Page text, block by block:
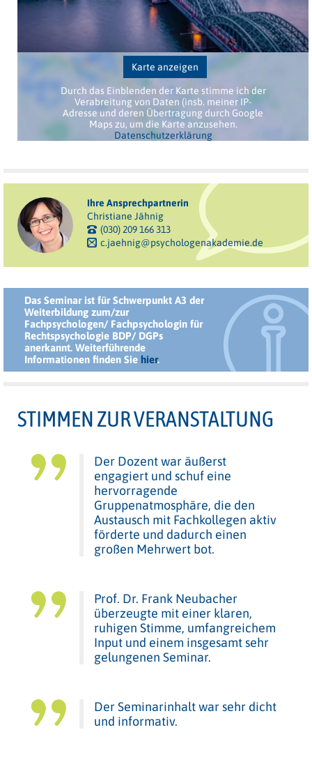
Karte anzeigen
Durch das Einblenden der Karte stimme ich der
Verabreitung von Daten (insb. meiner IP-
Adresse und deren Übertragung durch Google
Maps zu, um die Karte anzusehen.
Datenschutzerklärung
Ihre Ansprechpartnerin
Christiane Jähnig
(030) 209 166 313
c.jaehnig@psychologenakademie.de
Das Seminar ist für Schwerpunkt A3 der
Weiterbildung zum/zur
Fachpsychologen/ Fachpsychologin für
Rechtspsychologie BDP/ DGPs
anerkannt. Weiterführende
Informationen finden Sie hier.
STIMMEN ZUR VERANSTALTUNG
Der Dozent war äußerst
engagiert und schuf eine
hervorragende
Gruppenatmosphäre, die den
Austausch mit Fachkollegen aktiv
förderte und dadurch einen
großen Mehrwert bot.
Prof. Dr. Frank Neubacher
überzeugte mit einer klaren,
ruhigen Stimme, umfangreichem
Input und einem insgesamt sehr
gelungenen Seminar.
Der Seminarinhalt war sehr dicht
und informativ.